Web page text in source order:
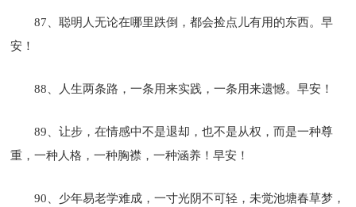
87、聪明人无论在哪里跌倒，都会捡点儿有用的东西。早
安！
88、人生两条路，一条用来实践，一条用来遗憾。早安！
89、让步，在情感中不是退却，也不是从权，而是一种尊
重，一种人格，一种胸襟，一种涵养！早安！
90、少年易老学难成，一寸光阴不可轻，未觉池塘春草梦，